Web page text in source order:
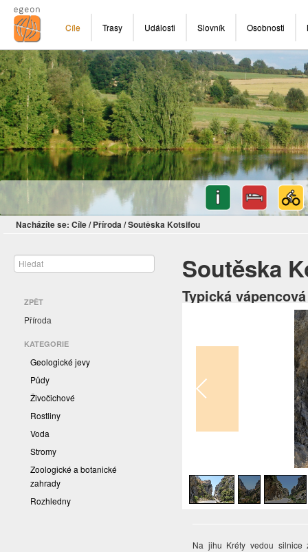
Cíle Trasy Události Slovník Osobnosti
Nacházíte se: Cíle/ Příroda/Soutěska Kotsifou
ZPĚT
Příroda
KATEGORIE
Geologické jevy
Půdy
Živočichové
Rostliny
Voda
Stromy
Zoologické a botanické
zahrady
Rozhledny
Soutěska
Typická
Na jihu Kréty vedou silnice